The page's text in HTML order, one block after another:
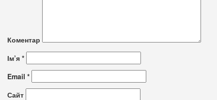
Коментар
Ім’я *
Email *
Сайт